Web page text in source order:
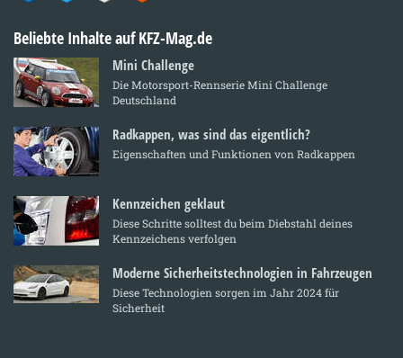
Beliebte Inhalte auf KFZ-Mag.de
Mini Challenge
Die Motorsport-Rennserie Mini Challenge
Deutschland
Radkappen, was sind das eigentlich?
Eigenschaften und Funktionen von Radkappen
Kennzeichen geklaut
Diese Schritte solltest du beim Diebstahl deines
Kennzeichens verfolgen
Moderne Sicherheitstechnologien in Fahrzeugen
Diese Technologien sorgen im Jahr 2024 für
Sicherheit